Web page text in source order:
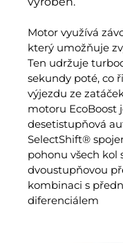
Motor využívá
který umožňuje
Ten udržuje
sekundy poté, co
výjezdu ze
motoru EcoBoost
desetistupňová
SelectShift®
pohonu všech kol
dvoustupňovou
kombinaci s
diferenciálem